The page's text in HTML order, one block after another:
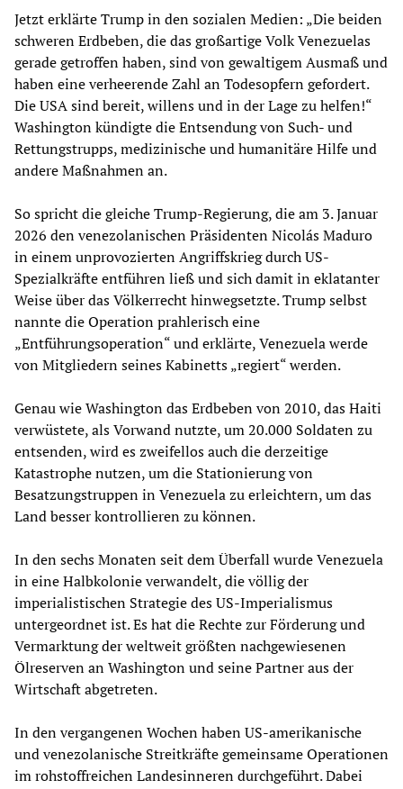
Jetzt erklärte Trump in den sozialen Medien: „Die beiden
schweren Erdbeben, die das großartige Volk Venezuelas
gerade getroffen haben, sind von gewaltigem Ausmaß und
haben eine verheerende Zahl an Todesopfern gefordert.
Die USA sind bereit, willens und in der Lage zu helfen!“
Washington kündigte die Entsendung von Such- und
Rettungstrupps, medizinische und humanitäre Hilfe und
andere Maßnahmen an.
So spricht die gleiche Trump-Regierung, die am 3. Januar
2026 den venezolanischen Präsidenten Nicolás Maduro
in einem unprovozierten Angriffskrieg durch US-
Spezialkräfte entführen ließ und sich damit in eklatanter
Weise über das Völkerrecht hinwegsetzte. Trump selbst
nannte die Operation prahlerisch eine
„Entführungsoperation“ und erklärte, Venezuela werde
von Mitgliedern seines Kabinetts „regiert“ werden.
Genau wie Washington das Erdbeben von 2010, das Haiti
verwüstete, als Vorwand nutzte, um 20.000 Soldaten zu
entsenden, wird es zweifellos auch die derzeitige
Katastrophe nutzen, um die Stationierung von
Besatzungstruppen in Venezuela zu erleichtern, um das
Land besser kontrollieren zu können.
In den sechs Monaten seit dem Überfall wurde Venezuela
in eine Halbkolonie verwandelt, die völlig der
imperialistischen Strategie des US-Imperialismus
untergeordnet ist. Es hat die Rechte zur Förderung und
Vermarktung der weltweit größten nachgewiesenen
Ölreserven an Washington und seine Partner aus der
Wirtschaft abgetreten.
In den vergangenen Wochen haben US-amerikanische
und venezolanische Streitkräfte gemeinsame Operationen
im rohstoffreichen Landesinneren durchgeführt. Dabei